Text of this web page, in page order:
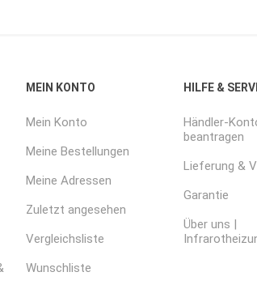
MEIN KONTO
Mein Konto
Meine Bestellungen
Meine Adressen
Zuletzt angesehen
Vergleichsliste
Wunschliste
HILFE &
Händler-
beantragen
Lieferung &
Garantie
Über uns |